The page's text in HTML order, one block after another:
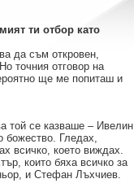
ти отбор като
да съм откровен,
точния отговор на
ще ме попиташ и
той се казваше – Ивелин
Гледах,
всичко, което виждах.
които бяха всичко за
и Стефан Лъхчиев.